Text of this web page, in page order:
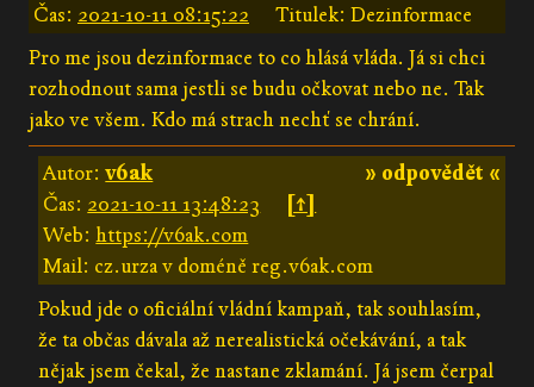
Čas: 2021-10-11 08:15:22
Titulek: Dezinformace
Pro me jsou dezinformace to co hlásá vláda. Já si chci
rozhodnout sama jestli se budu očkovat nebo ne. Tak
jako ve všem. Kdo má strach nechť se chrání.
» odpovědět «
Autor:v6ak
Čas: 2021-10-11 13:48:23
[↑]
Web:https://v6ak.com
Mail: cz.urza v doméně reg.v6ak.com
Pokud jde o oficiální vládní kampaň, tak souhlasím,
že ta občas dávala až nerealistická očekávání, a tak
nějak jsem čekal, že nastane zklamání. Já jsem čerpal